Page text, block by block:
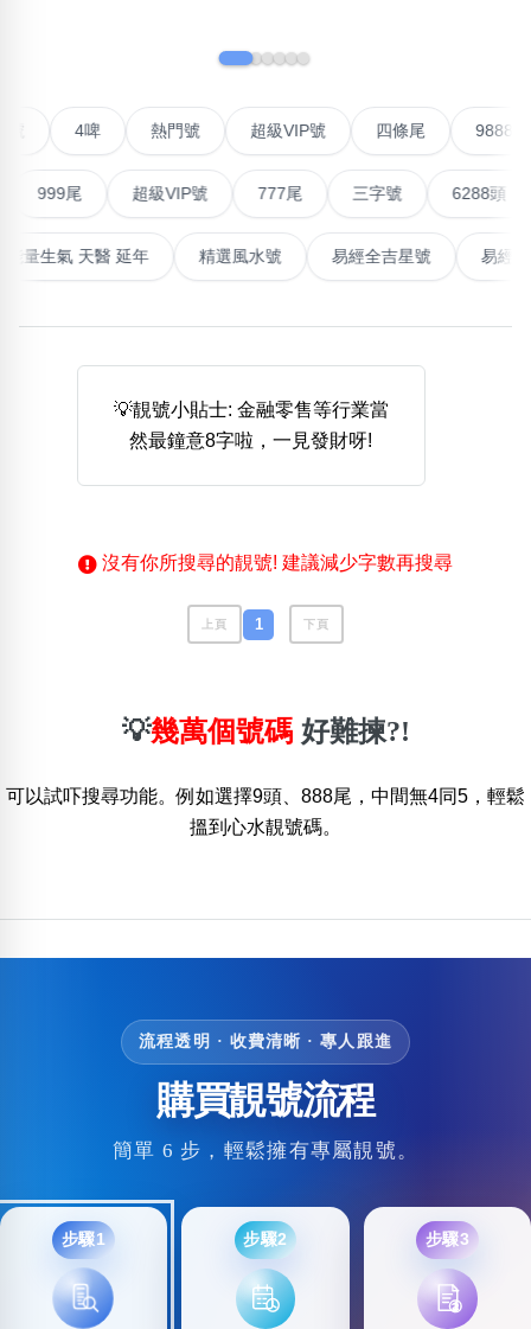
不包含數字
無0 無1無2 無4無5無6 無7 無8 無9
清除全部分類
多8字 9888頭 二字號
三字號
全大數字
5萬以上 生天延 全吉星(全號)
幸運號分類
幸運分類
基本分類
生日分類
風水號分類
生天延/貴財成
易經六四卦象
搜尋
對聯號 熱門號 超級VIP號 四條尾
尾 超級VIP號 777尾 三字號 6288頭
最高能量生氣 天醫 延年 精選風水號 易經全吉星號
💡靚號小貼士: 金融零售等行業當
然最鐘意8字啦，一見發財呀!
沒有你所搜尋的靚號! 建議減少字數再搜尋
上頁 1 下頁
💡幾萬個號碼 好難揀?!
可以試吓搜尋功能。例如選擇9頭、888尾，中間無4同5，輕鬆
搵到心水靚號碼。
流程透明 · 收費清晰 · 專人跟進
購買靚號流程
簡單 6 步，輕鬆擁有專屬靚號。
步驟1 步驟2 步驟3